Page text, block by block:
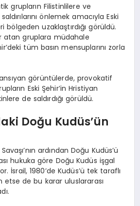
grupların Filistinlilere ve
önlemek amacıyla Eski
bölgeden uzaklaştırdığı görüldü.
atan gruplara müdahale
tüm basın mensuplarını zorla
görüntülerde, provokatif
Eski Şehir’in Hristiyan
de saldırdığı görüldü.
Doğu Kudüs’ün
ardından Doğu Kudüs’ü
hukuka göre Doğu Kudüs işgal
İsrail, 1980’de Kudüs’ü tek taraflı
etse de bu karar uluslararası